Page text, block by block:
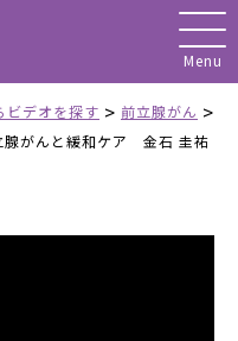
ビデオを探す > 前立腺がん >
腺がんと緩和ケア 金石 圭祐